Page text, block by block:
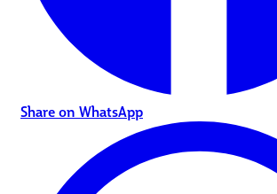
Share on WhatsApp